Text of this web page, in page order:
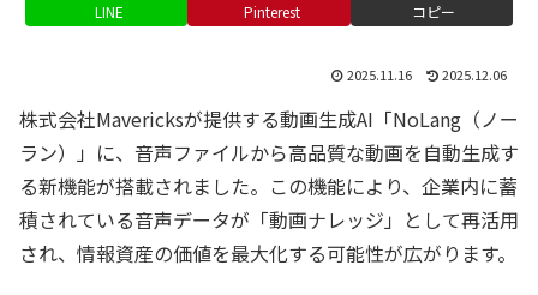
LINE Pinterest コピー
2025.11.16 2025.12.06
株式会社Mavericksが提供する動画生成AI「NoLang（ノー
ラン）」に、音声ファイルから高品質な動画を自動生成す
る新機能が搭載されました。この機能により、企業内に蓄
積されている音声データが「動画ナレッジ」として再活用
され、情報資産の価値を最大化する可能性が広がります。